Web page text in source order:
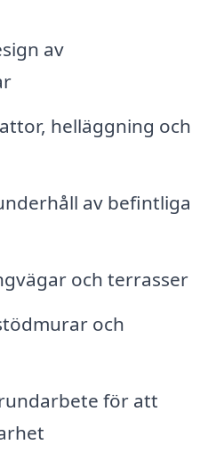
av
helläggning och
av befintliga
och terrasser
och
för att